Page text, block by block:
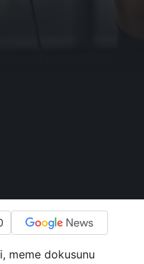
meme dokusunu